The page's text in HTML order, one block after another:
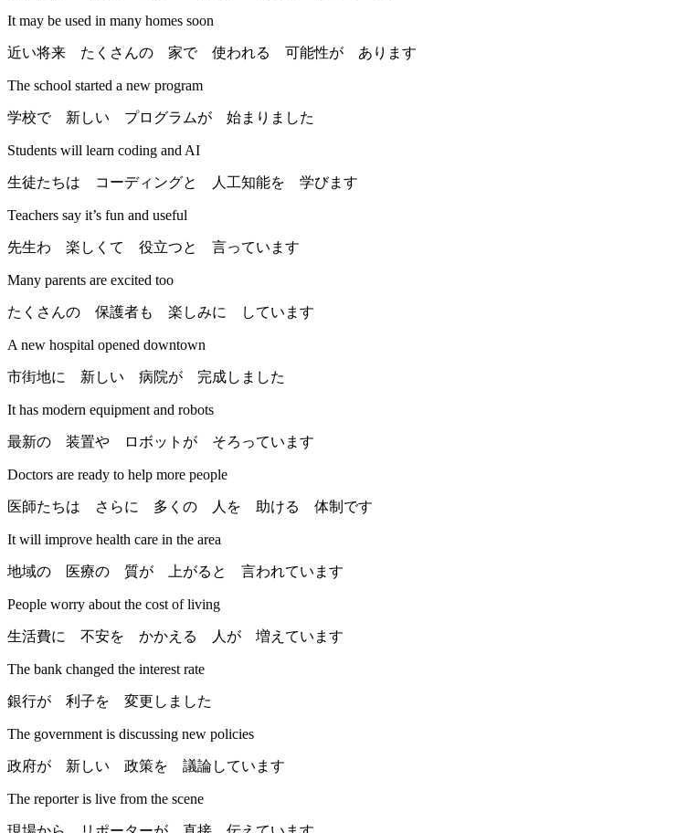
It may be used in many homes soon
近い将来 たくさんの 家で 使われる 可能性が あります
The school started a new program
学校で 新しい プログラムが 始まりました
Students will learn coding and AI
生徒たちは コーディングと 人工知能を 学びます
Teachers say it’s fun and useful
先生わ 楽しくて 役立つと 言っています
Many parents are excited too
たくさんの 保護者も 楽しみに しています
A new hospital opened downtown
市街地に 新しい 病院が 完成しました
It has modern equipment and robots
最新の 装置や ロボットが そろっています
Doctors are ready to help more people
医師たちは さらに 多くの 人を 助ける 体制です
It will improve health care in the area
地域の 医療の 質が 上がると 言われています
People worry about the cost of living
生活費に 不安を かかえる 人が 増えています
The bank changed the interest rate
銀行が 利子を 変更しました
The government is discussing new policies
政府が 新しい 政策を 議論しています
The reporter is live from the scene